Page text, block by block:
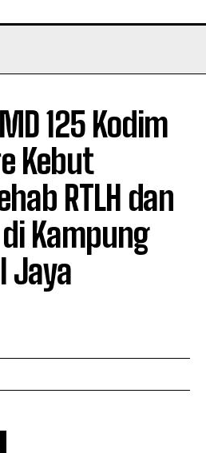
125 Kodim
Kebut
RTLH dan
Kampung
Jaya